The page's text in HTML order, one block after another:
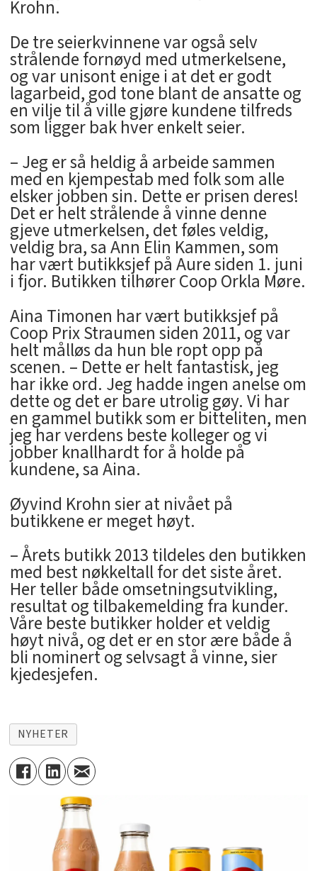
Krohn.
De tre seierkvinnene var også selv
strålende fornøyd med utmerkelsene,
og var unisont enige i at det er godt
lagarbeid, god tone blant de ansatte og
en vilje til å ville gjøre kundene tilfreds
som ligger bak hver enkelt seier.
– Jeg er så heldig å arbeide sammen
med en kjempestab med folk som alle
elsker jobben sin. Dette er prisen deres!
Det er helt strålende å vinne denne
gjeve utmerkelsen, det føles veldig,
veldig bra, sa Ann Elin Kammen, som
har vært butikksjef på Aure siden 1. juni
i fjor. Butikken tilhører Coop Orkla Møre.
Aina Timonen har vært butikksjef på
Coop Prix Straumen siden 2011, og var
helt målløs da hun ble ropt opp på
scenen. – Dette er helt fantastisk, jeg
har ikke ord. Jeg hadde ingen anelse om
dette og det er bare utrolig gøy. Vi har
en gammel butikk som er bitteliten, men
jeg har verdens beste kolleger og vi
jobber knallhardt for å holde på
kundene, sa Aina.
Øyvind Krohn sier at nivået på
butikkene er meget høyt.
– Årets butikk 2013 tildeles den butikken
med best nøkkeltall for det siste året.
Her teller både omsetningsutvikling,
resultat og tilbakemelding fra kunder.
Våre beste butikker holder et veldig
høyt nivå, og det er en stor ære både å
bli nominert og selvsagt å vinne, sier
kjedesjefen.
NYHETER